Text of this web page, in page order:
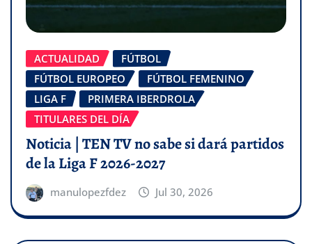
ACTUALIDAD
FÚTBOL
FÚTBOL EUROPEO
FÚTBOL FEMENINO
LIGA F
PRIMERA IBERDROLA
TITULARES DEL DÍA
Noticia | TEN TV no sabe si dará partidos
de la Liga F 2026-2027
manulopezfdez Jul 30, 2026